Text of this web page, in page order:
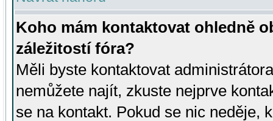
Koho mám kontaktovat ohledně
záležitostí fóra?
Měli byste kontaktovat
nemůžete najít, zkuste nejprve
se na kontakt. Pokud se nic neděje,